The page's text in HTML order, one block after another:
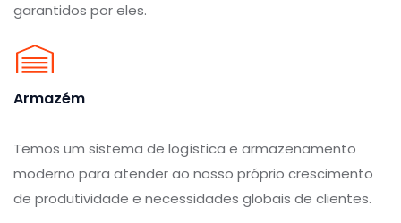
garantidos por eles.
Armazém
Temos um sistema de logística e armazenamento
moderno para atender ao nosso próprio crescimento
de produtividade e necessidades globais de clientes.